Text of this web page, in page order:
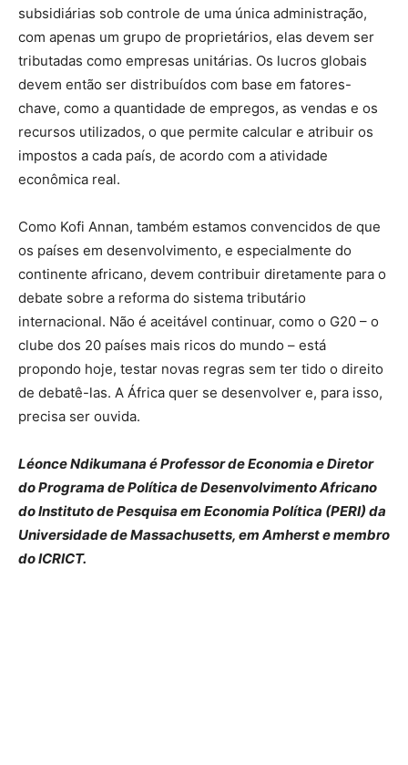
subsidiárias sob controle de uma única administração,
com apenas um grupo de proprietários, elas devem ser
tributadas como empresas unitárias. Os lucros globais
devem então ser distribuídos com base em fatores-
chave, como a quantidade de empregos, as vendas e os
recursos utilizados, o que permite calcular e atribuir os
impostos a cada país, de acordo com a atividade
econômica real.
Como Kofi Annan, também estamos convencidos de que
os países em desenvolvimento, e especialmente do
continente africano, devem contribuir diretamente para o
debate sobre a reforma do sistema tributário
internacional. Não é aceitável continuar, como o G20 – o
clube dos 20 países mais ricos do mundo – está
propondo hoje, testar novas regras sem ter tido o direito
de debatê-las. A África quer se desenvolver e, para isso,
precisa ser ouvida.
Léonce Ndikumana é Professor de Economia e Diretor
do Programa de Política de Desenvolvimento Africano
do Instituto de Pesquisa em Economia Política (PERI) da
Universidade de Massachusetts, em Amherst e membro
do ICRICT.